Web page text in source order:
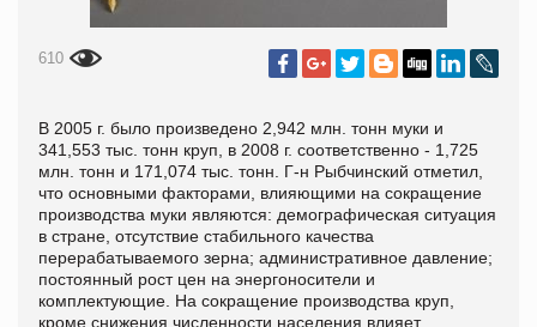
610
В 2005 г. было произведено 2,942 млн. тонн муки и
341,553 тыс. тонн круп, в 2008 г. соответственно - 1,725
млн. тонн и 171,074 тыс. тонн. Г-н Рыбчинский отметил,
что основными факторами, влияющими на сокращение
производства муки являются: демографическая ситуация
в стране, отсутствие стабильного качества
перерабатываемого зерна; административное давление;
постоянный рост цен на энергоносители и
комплектующие. На сокращение производства круп,
кроме снижения численности населения влияет